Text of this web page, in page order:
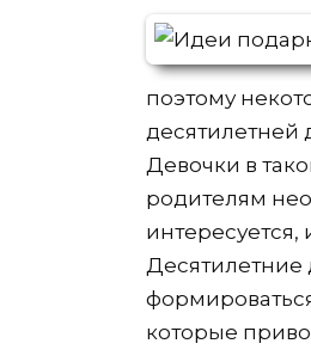
поэтому
десятилетней
Девочки в
родителям
Десятилетние
которые